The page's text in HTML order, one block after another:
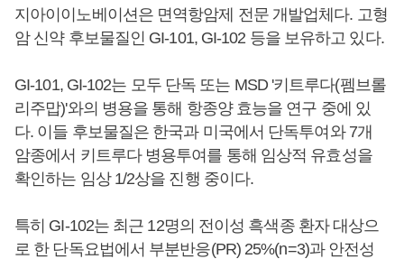
지아이이노베이션은 면역항암제 전문 개발업체다. 고형
암 신약 후보물질인 GI-101, GI-102 등을 보유하고 있다.
GI-101, GI-102는 모두 단독 또는 MSD '키트루다(펨브롤
리주맙)'와의 병용을 통해 항종양 효능을 연구 중에 있
다. 이들 후보물질은 한국과 미국에서 단독투여와 7개
암종에서 키트루다 병용투여를 통해 임상적 유효성을
확인하는 임상 1/2상을 진행 중이다.
특히 GI-102는 최근 12명의 전이성 흑색종 환자 대상으
로 한 단독요법에서 부분반응(PR) 25%(n=3)과 안전성